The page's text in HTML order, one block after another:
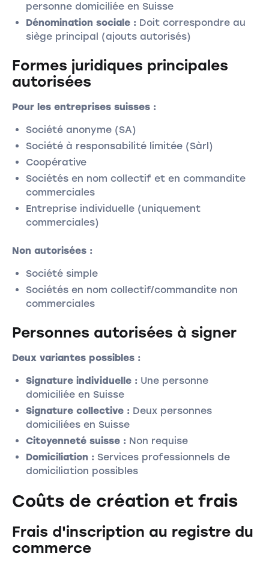
personne domiciliée en Suisse
Dénomination sociale : Doit correspondre au
siège principal (ajouts autorisés)
Formes juridiques principales
autorisées
Pour les entreprises suisses :
Société anonyme (SA)
Société à responsabilité limitée (Sàrl)
Coopérative
Sociétés en nom collectif et en commandite
commerciales
Entreprise individuelle (uniquement
commerciales)
Non autorisées :
Société simple
Sociétés en nom collectif/commandite non
commerciales
Personnes autorisées à signer
Deux variantes possibles :
Signature individuelle : Une personne
domiciliée en Suisse
Signature collective : Deux personnes
domiciliées en Suisse
Citoyenneté suisse : Non requise
Domiciliation : Services professionnels de
domiciliation possibles
Coûts de création et frais
Frais d'inscription au registre du
commerce